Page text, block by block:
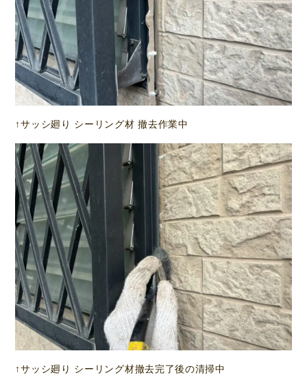
↑サッシ廻り シーリング材 撤去作業中
↑サッシ廻り シーリング材撤去完了後の清掃中